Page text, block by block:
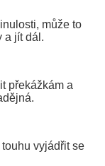
může to
a jít dál.
překážkám a
vyjádřit se